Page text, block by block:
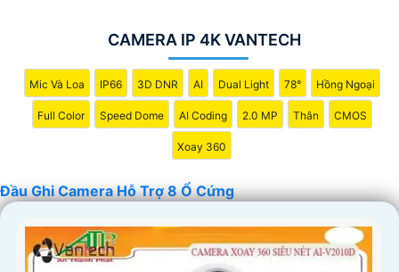
đình và công việc của bạn!CAMERA IP 4K VANTECH
Mic Và Loa IP66 3D DNR AI Dual Light 78° Hồng Ngoại
Full Color Speed Dome AI Coding 2.0 MP Thân CMOS
Xoay 360
Đầu Ghi Camera Hỗ Trợ 8 Ổ Cứng